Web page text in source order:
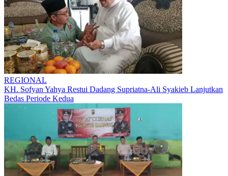
REGIONAL
KH. Sofyan Yahya Restui Dadang Supriatna-Ali Syakieb Lanjutkan
Bedas Periode Kedua